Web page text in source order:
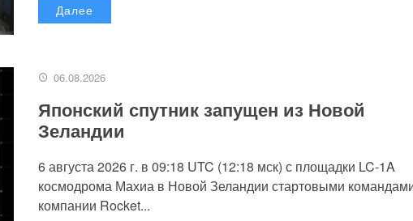
Далее
06.08.2026
Японский спутник запущен из Новой
Зеландии
6 августа 2026 г. в 09:18 UTC (12:18 мск) с площадки LC-1A
космодрома Махиа в Новой Зеландии стартовыми
компании Rocket...